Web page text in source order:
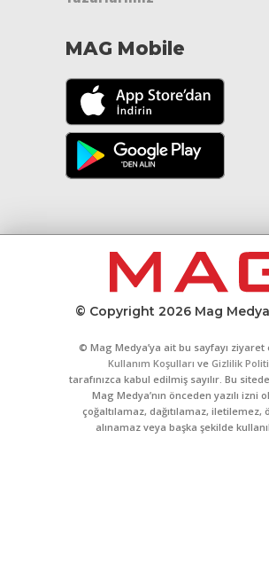
MAG Mobile
© Copyright 2026 Mag
© Mag Medya’ya ait bu sayfayı
Kullanım Koşulları ve Gizlilik
tarafınızca kabul edilmiş sayılır. Bu
Mag Medya’nın önceden yazılı izni
çoğaltılamaz, dağıtılamaz, iletilemez,
alınamaz veya başka şekilde